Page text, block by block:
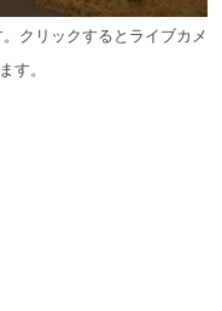
クリックするとライブカメ
す。